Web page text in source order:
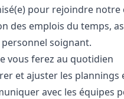
pour rejoindre notre
des emplois du temps,
soignant.
vous ferez au quotidien
et ajuster les
avec les équipes